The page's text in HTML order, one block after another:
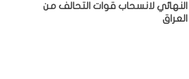
النهائي لانسحاب قوات التحالف من
العراق